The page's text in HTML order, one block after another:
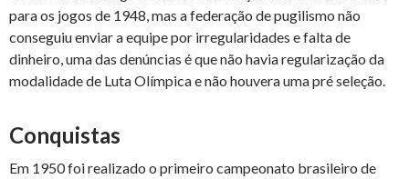
para os jogos de 1948, mas a federação de pugilismo não
conseguiu enviar a equipe por irregularidades e falta de
dinheiro, uma das denúncias é que não havia regularização da
modalidade de Luta Olímpica e não houvera uma pré seleção.
Conquistas
Em 1950 foi realizado o primeiro campeonato brasileiro de